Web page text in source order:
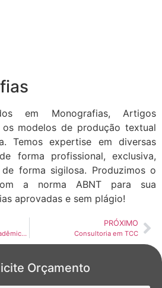
em Monografias, Artigos
modelos de produção textual
Temos expertise em diversas
forma profissional, exclusiva,
forma sigilosa. Produzimos o
a norma ABNT para sua
aprovadas e sem plágio!
Contratar Consultoria Acadêmica: Descubra Como Ela Pode Ajudar
PRÓXIMO
Consultoria em TCC
Orçamento